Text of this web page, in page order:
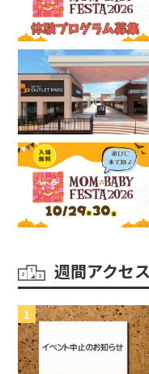
週間アクセ